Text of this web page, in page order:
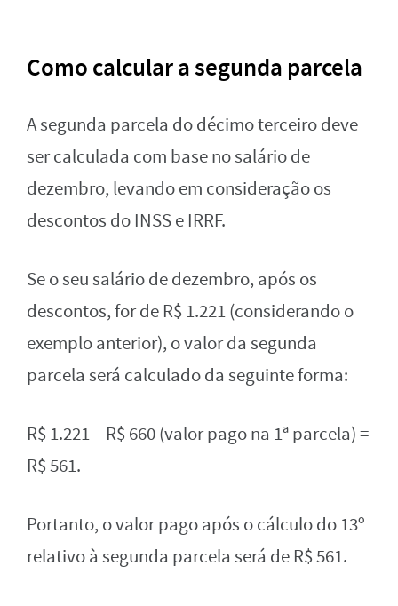
Como calcular a segunda parcela
A segunda parcela do décimo terceiro deve
ser calculada com base no salário de
dezembro, levando em consideração os
descontos do INSS e IRRF.
Se o seu salário de dezembro, após os
descontos, for de R$ 1.221 (considerando o
exemplo anterior), o valor da segunda
parcela será calculado da seguinte forma:
R$ 1.221 – R$ 660 (valor pago na 1ª parcela) =
R$ 561.
Portanto, o valor pago após o cálculo do 13º
relativo à segunda parcela será de R$ 561.